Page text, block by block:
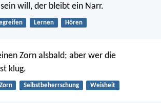
will, der bleibt ein Narr.
Lernen Hören
Zorn alsbald; aber wer die
klug.
Zorn Selbstbeherrschung Weisheit